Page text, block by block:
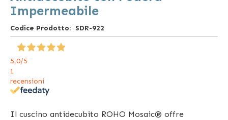
Impermeabile
Codice Prodotto SDR-922
5,0/5
1
recensioni
Il cuscino antidecubito ROHO Mosaic® offre